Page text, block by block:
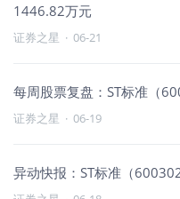
1446.82万元
证券之星 · 06-21
每周股票复盘：ST标准（
证券之星 · 06-19
异动快报：ST标准（